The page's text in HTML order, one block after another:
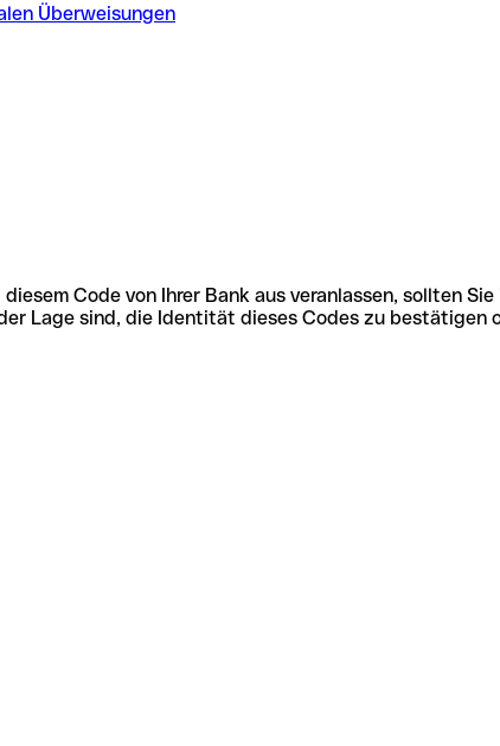
Überweisungen
Code von Ihrer Bank aus veranlassen, sollten
Lage sind, die Identität dieses Codes zu